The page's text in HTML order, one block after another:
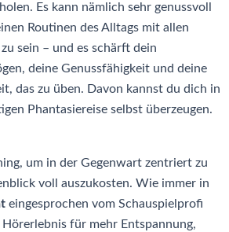
Es kann nämlich sehr genussvoll
Routinen des Alltags mit allen
sein – und es schärft dein
deine Genussfähigkeit und deine
das zu üben. Davon kannst du dich in
Phantasiereise selbst überzeugen.
um in der Gegenwart zentriert zu
voll auszukosten. Wie immer in
eingesprochen vom Schauspielprofi
für mehr Entspannung,